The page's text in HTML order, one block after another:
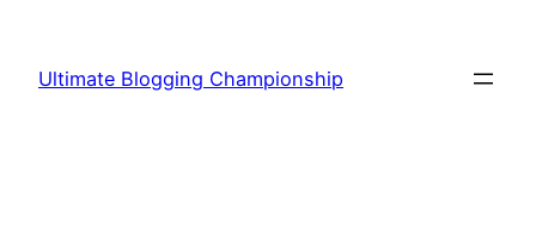
contenuto
Ultimate Blogging Championship